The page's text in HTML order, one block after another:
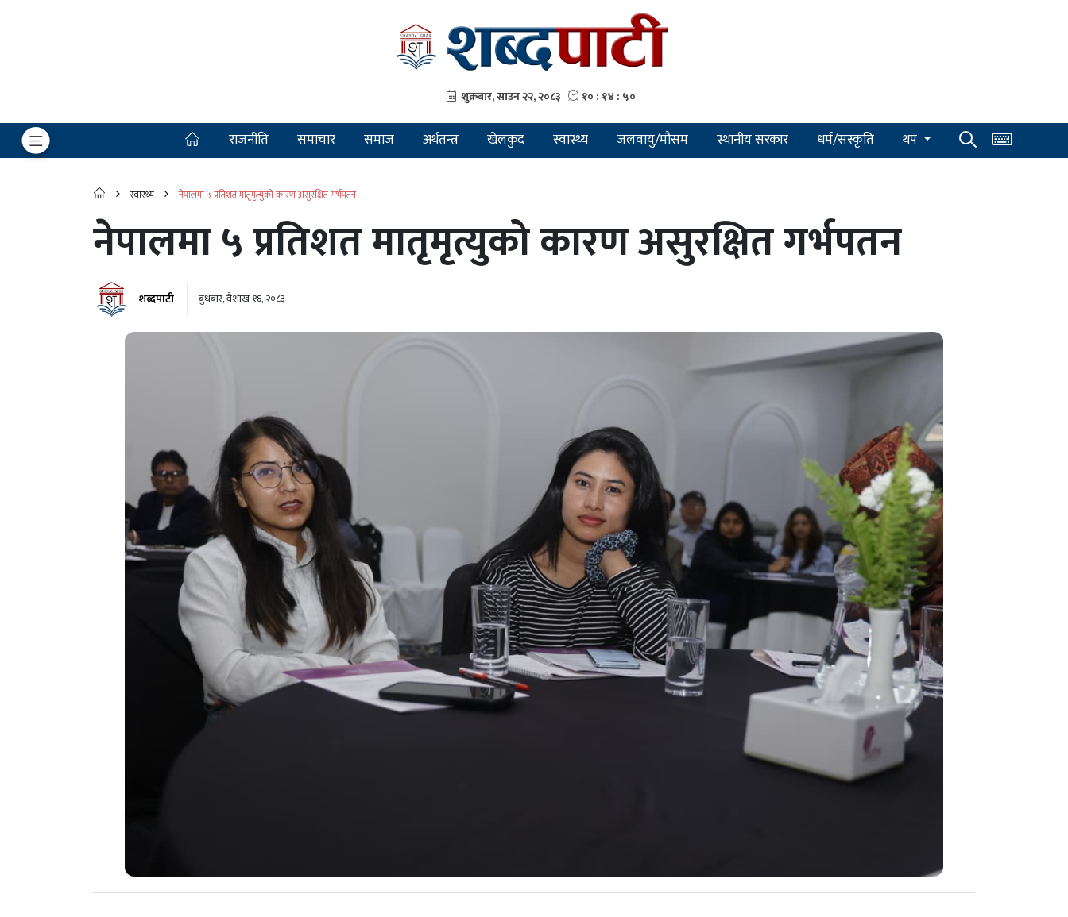
राजनीति समाचार समाज अर्थतन्त्र खेलकुद स्वास्थ्य जलवायु/मौसम स्थानीय सरकार धर्म/संस्कृति थप
स्वास्थ्य नेपालमा ५ प्रतिशत मातृमृत्युको कारण असुरक्षित गर्भपतन
नेपालमा ५ प्रतिशत मातृमृत्युको कारण असुरक्षित गर्भपतन
शब्दपाटी बुधबार, वैशाख १६, २०८३